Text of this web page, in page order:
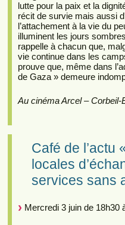
lutte pour la paix et la
récit de survie mais aussi
l’attachement à la vie du
illuminent les jours
rappelle à chacun que,
vie continue dans les
prouve que, même dans
de Gaza » demeure
Au cinéma Arcel – Corbeil-
Café de l’actu
locales
services sans
Mercredi 3 juin de 18h30